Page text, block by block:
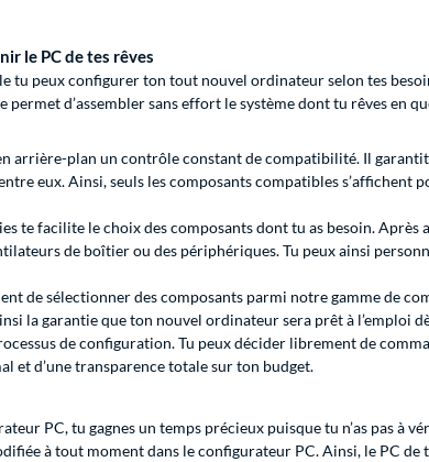
le PC de tes rêves
tu peux configurer ton tout nouvel ordinateur selon tes
d’assembler sans effort le système dont tu rêves en
arrière-plan un contrôle constant de compatibilité. Il
eux. Ainsi, seuls les composants compatibles
te facilite le choix des composants dont tu as besoin.
de boîtier ou des périphériques. Tu peux ainsi
de sélectionner des composants parmi notre gamme de
la garantie que ton nouvel ordinateur sera prêt à l’emploi
de configuration. Tu peux décider librement de
et d’une transparence totale sur ton budget.
PC, tu gagnes un temps précieux puisque tu n’as pas à
à tout moment dans le configurateur PC. Ainsi, le PC de